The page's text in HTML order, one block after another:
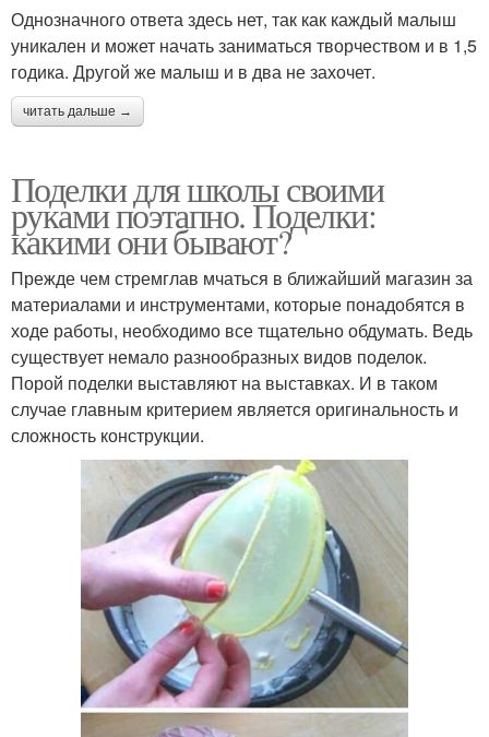
Однозначного ответа здесь нет, так как каждый малыш
уникален и может начать заниматься творчеством и в 1,5
годика. Другой же малыш и в два не захочет.
читать дальше →
Поделки для школы своими
руками поэтапно. Поделки:
какими они бывают?
Прежде чем стремглав мчаться в ближайший магазин за
материалами и инструментами, которые понадобятся в
ходе работы, необходимо все тщательно обдумать. Ведь
существует немало разнообразных видов поделок.
Порой поделки выставляют на выставках. И в таком
случае главным критерием является оригинальность и
сложность конструкции.